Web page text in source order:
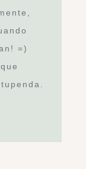
=)